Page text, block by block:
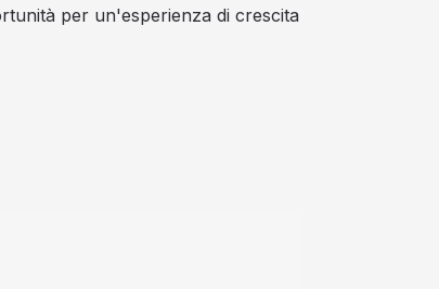
per un'esperienza di crescita